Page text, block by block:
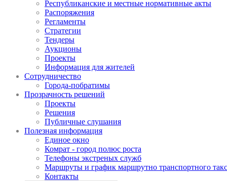
Республиканские и местные нормативные акты
Распоряжения
Регламенты
Стратегии
Тендеры
Аукционы
Проекты
Информация для жителей
Сотрудничество
Города-побратимы
Прозрачность решений
Проекты
Решения
Публичные слушания
Полезная информация
Единое окно
Комрат - город полюс роста
Телефоны экстреных служб
Маршруты и график маршрутно транспортного
Контакты